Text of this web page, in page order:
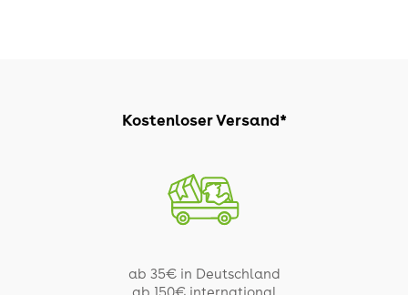
Kostenloser Versand*
ab 35€ in Deutschland
ab 150€ international